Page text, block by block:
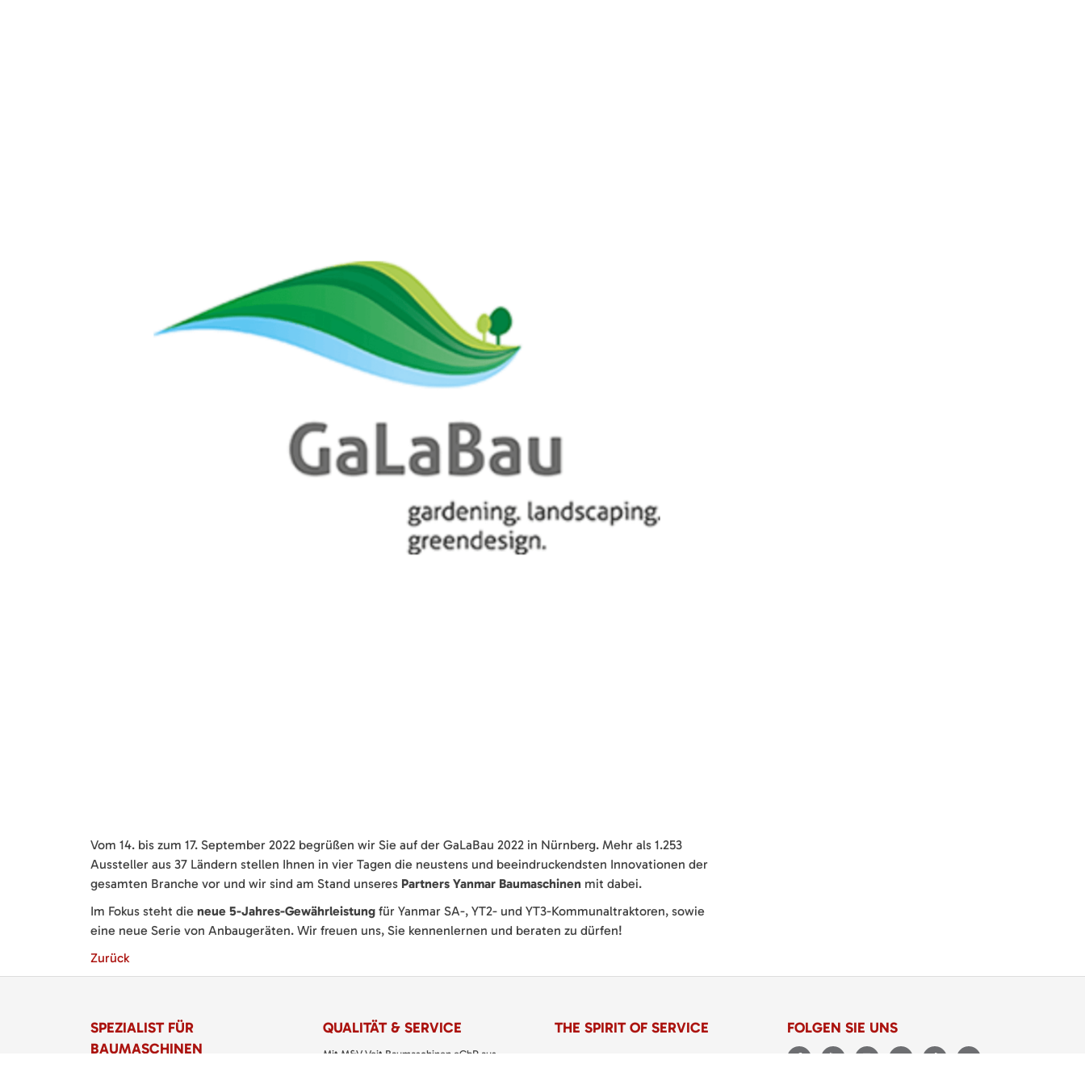
Vom 14. bis zum 17. September 2022 begrüßen wir Sie auf der GaLaBau 2022 in Nürnberg. Mehr als 1.253
Aussteller aus 37 Ländern stellen Ihnen in vier Tagen die neustens und beeindruckendsten Innovationen der
gesamten Branche vor und wir sind am Stand unseres Partners Yanmar Baumaschinen mit dabei.
Im Fokus steht die neue 5-Jahres-Gewährleistung für Yanmar SA-, YT2- und YT3-Kommunaltraktoren, sowie
eine neue Serie von Anbaugeräten. Wir freuen uns, Sie kennenlernen und beraten zu dürfen!
Zurück
SPEZIALIST FÜR
BAUMASCHINEN
QUALITÄT & SERVICE
Mit M&V Veit Baumaschinen eGbR aus
THE SPIRIT OF SERVICE FOLGEN SIE UNS